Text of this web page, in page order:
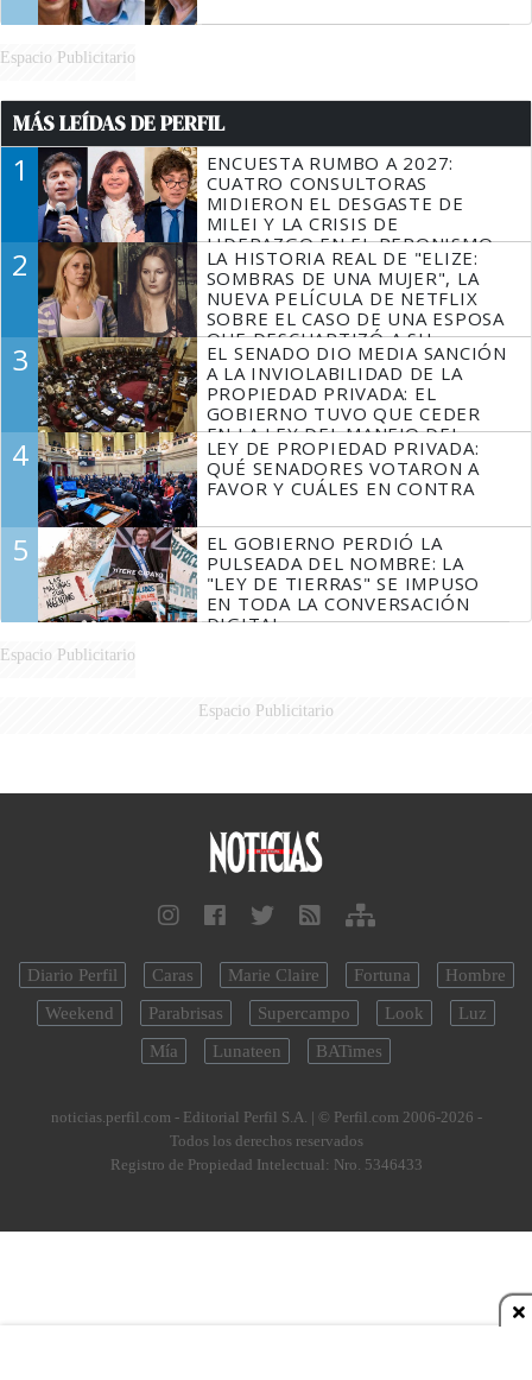
Espacio Publicitario
MÁS LEÍDAS DE PERFIL
1
ENCUESTA RUMBO A 2027:
CUATRO CONSULTORAS
MIDIERON EL DESGASTE DE
MILEI Y LA CRISIS DE
LIDERAZGO EN EL PERONISMO
2
LA HISTORIA REAL DE "ELIZE:
SOMBRAS DE UNA MUJER", LA
NUEVA PELÍCULA DE NETFLIX
SOBRE EL CASO DE UNA ESPOSA
QUE DESCUARTIZÓ A SU
MARIDO
3
EL SENADO DIO MEDIA SANCIÓN
A LA INVIOLABILIDAD DE LA
PROPIEDAD PRIVADA: EL
GOBIERNO TUVO QUE CEDER
EN LA LEY DEL MANEJO DEL
FUEGO
4
LEY DE PROPIEDAD PRIVADA:
QUÉ SENADORES VOTARON A
FAVOR Y CUÁLES EN CONTRA
5
EL GOBIERNO PERDIÓ LA
PULSEADA DEL NOMBRE: LA
"LEY DE TIERRAS" SE IMPUSO
EN TODA LA CONVERSACIÓN
DIGITAL
Espacio Publicitario
Espacio Publicitario
Diario Perfil Caras Marie Claire Fortuna
Hombre
Weekend
Parabrisas Supercampo Look
Luz
Mía
Lunateen BATimes
noticias.perfil.com - Editorial Perfil S.A. | © Perfil.com 2006-2026 -
Todos los derechos reservados
Registro de Propiedad Intelectual: Nro. 5346433